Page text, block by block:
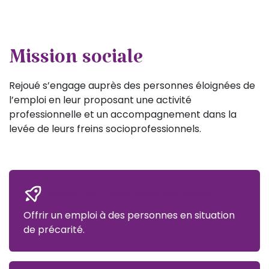
Mission sociale
Rejoué s’engage auprès des personnes éloignées de
l’emploi en leur proposant une activité
professionnelle et un accompagnement dans la
levée de leurs freins socioprofessionnels.
Offrir un emploi à des personnes en situation
de précarité.